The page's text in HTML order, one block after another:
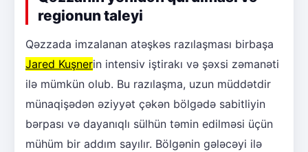
regionun taleyi
Qəzzada imzalanan atəşkəs razılaşması birbaşa
Jared Kuşnerin intensiv iştirakı və şəxsi zəmanəti
ilə mümkün olub. Bu razılaşma, uzun müddətdir
münaqişədən əziyyət çəkən bölgədə sabitliyin
bərpası və dayanıqlı sülhün təmin edilməsi üçün
mühüm bir addım sayılır. Bölgənin gələcəyi ilə